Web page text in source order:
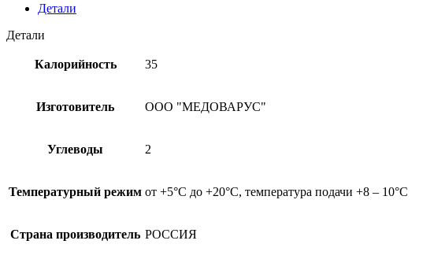
"Медоварус
РФ
0,33л
Детали
Детали
Калорийность 35
Изготовитель ООО "МЕДОВАРУС"
Углеводы 2
Температурный режим от +5°С до +20°С, температура подачи +8 – 10°С
Страна производитель РОССИЯ